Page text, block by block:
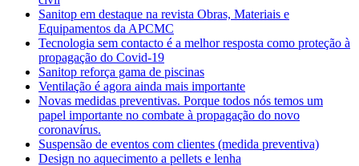
Sanitop em destaque na revista Obras, Materiais e
Equipamentos da APCMC
Tecnologia sem contacto é a melhor resposta como proteção à
propagação do Covid-19
Sanitop reforça gama de piscinas
Ventilação é agora ainda mais importante
Novas medidas preventivas. Porque todos nós temos um
papel importante no combate à propagação do novo
coronavírus.
Suspensão de eventos com clientes (medida preventiva)
Design no aquecimento a pellets e lenha